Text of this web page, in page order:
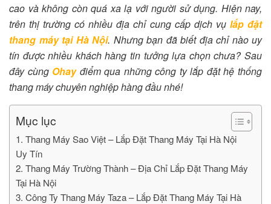
cao và không còn quá xa lạ với người sử dụng. Hiện nay,
trên thị trường có nhiều địa chỉ cung cấp dịch vụ lắp đặt
thang máy tại Hà Nội. Nhưng bạn đã biết địa chỉ nào uy
tín được nhiều khách hàng tin tưởng lựa chọn chưa? Sau
đây cùng Ohayđiểm qua những công ty lắp đặt hệ thống
thang máy chuyên nghiệp hàng đầu nhé!
Mục lục
1. Thang Máy Sao Việt – Lắp Đặt Thang Máy Tại Hà Nội
Uy Tín
2. Thang Máy Trường Thành – Địa Chỉ Lắp Đặt Thang Máy
Tại Hà Nội
3. Công Ty Thang Máy Taza – Lắp Đặt Thang Máy Tại Hà